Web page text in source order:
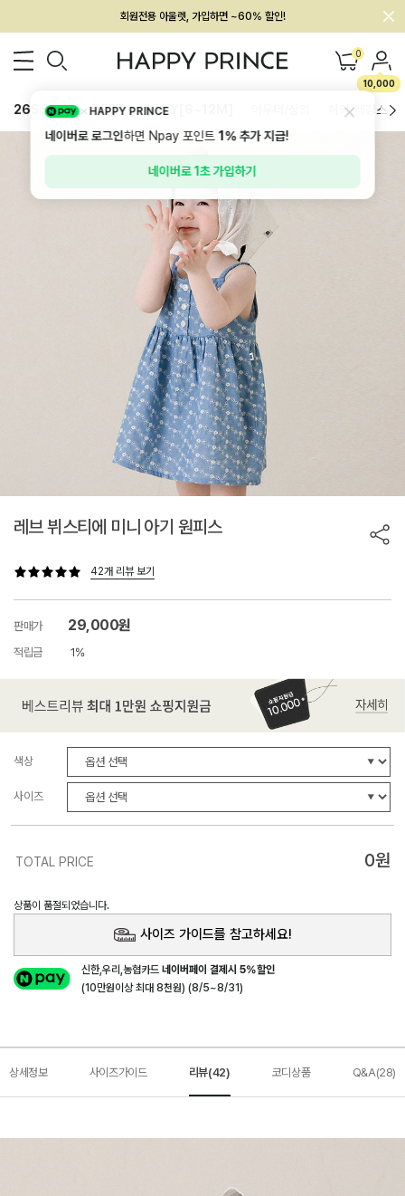
회원전용 아울렛, 가입하면 ~60% 할인!
멤버십 최대 28,000원 혜택 0
10,000
26SS 신상 BEST BABY[6~12M] 하의/레깅스
레브 뷔스티에 미니 아기 원피스
42개 리뷰 보기
판매가 29,000원
적립금 1%
색상
사이즈
TOTAL PRICE 0원
상품이 품절되었습니다.
사이즈 가이드를 참고하세요!
신한,우리,농협카드네이버페이 결제시 5%할인
(10만원이상 최대 8천원) (8/5~8/31)
상세정보 사이즈가이드 리뷰(42) 코디상품 Q&A(28)
HAPPY PRINCE
네이버로 로그인하면 Npay 포인트1%추가 지급!
네이버로 1초 가입하기